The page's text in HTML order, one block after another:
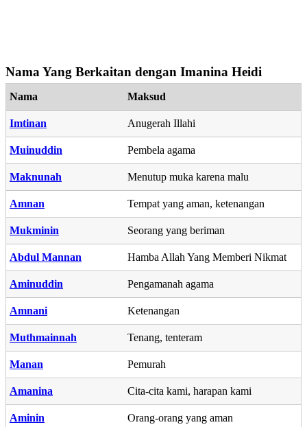
Nama Yang Berkaitan dengan Imanina Heidi
Nama Maksud
Imtinan Anugerah Illahi
Muinuddin Pembela agama
Maknunah Menutup muka karena malu
Amnan Tempat yang aman, ketenangan
Mukminin Seorang yang beriman
Abdul Mannan Hamba Allah Yang Memberi Nikmat
Aminuddin Pengamanah agama
Amnani Ketenangan
Muthmainnah Tenang, tenteram
Manan Pemurah
Amanina Cita-cita kami, harapan kami
Aminin Orang-orang yang aman